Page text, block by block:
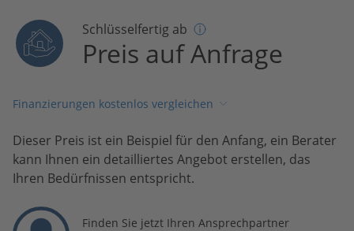
Schlüsselfertig ab
Preis auf Anfrage
Finanzierungen kostenlos vergleichen
Dieser Preis ist ein Beispiel für den Anfang, ein Berater
kann Ihnen ein detailliertes Angebot erstellen, das
Ihren Bedürfnissen entspricht.
Finden Sie jetzt Ihren Ansprechpartner